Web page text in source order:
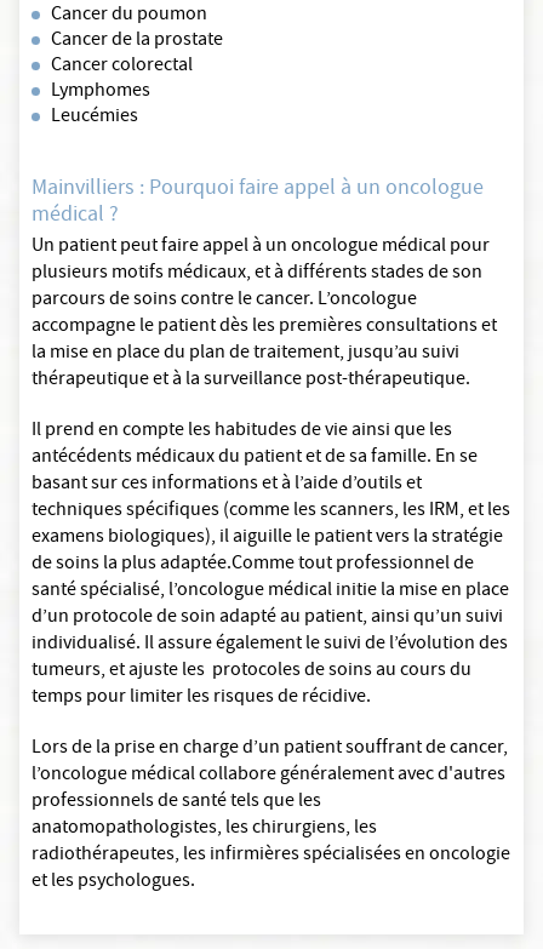
Cancer du poumon
Cancer de la prostate
Cancer colorectal
Lymphomes
Leucémies
Mainvilliers : Pourquoi faire appel à un oncologue
médical ?
Un patient peut faire appel à un oncologue médical pour
plusieurs motifs médicaux, et à différents stades de son
parcours de soins contre le cancer. L’oncologue
accompagne le patient dès les premières consultations et
la mise en place du plan de traitement, jusqu’au suivi
thérapeutique et à la surveillance post-thérapeutique.
Il prend en compte les habitudes de vie ainsi que les
antécédents médicaux du patient et de sa famille. En se
basant sur ces informations et à l’aide d’outils et
techniques spécifiques (comme les scanners, les IRM, et les
examens biologiques), il aiguille le patient vers la stratégie
de soins la plus adaptée.Comme tout professionnel de
santé spécialisé, l’oncologue médical initie la mise en place
d’un protocole de soin adapté au patient, ainsi qu’un suivi
individualisé. Il assure également le suivi de l’évolution des
tumeurs, et ajuste les protocoles de soins au cours du
temps pour limiter les risques de récidive.
Lors de la prise en charge d’un patient souffrant de cancer,
l’oncologue médical collabore généralement avec d'autres
professionnels de santé tels que les
anatomopathologistes, les chirurgiens, les
radiothérapeutes, les infirmières spécialisées en oncologie
et les psychologues.